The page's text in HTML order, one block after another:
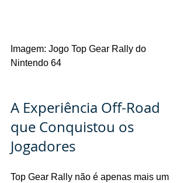
Imagem: Jogo Top Gear Rally do
Nintendo 64
A Experiência Off-Road
que Conquistou os
Jogadores
Top Gear Rally não é apenas mais um